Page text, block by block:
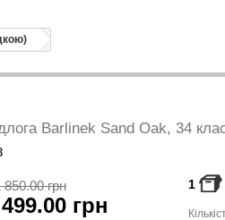
Barlinek Sand Oak, 34
грн
850.00 грн 1